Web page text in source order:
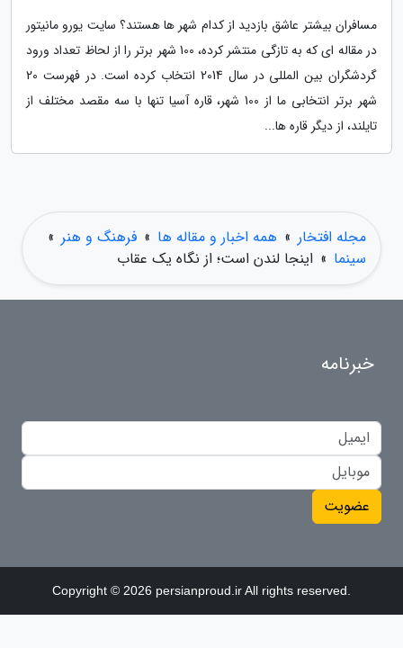
مسافران بیشتر عاشق بازدید از کدام شهر ها هستند؟ سایت یورو مانیتور
در مقاله ای که به تازگی منتشر کرده، 100 شهر برتر را از لحاظ تعداد ورود
گردشگران بین المللی در سال 2014 انتخاب کرده است. در فهرست 20
شهر برتر انتخابی ما از 100 شهر، قاره آسیا تنها با سه مقصد مختلف از
تایلند، از دیگر قاره ها...
مجله افتخار » همه اخبار و مقاله ها » فرهنگ و هنر »
سینما » اینجا لندن است؛ از نگاه یک عقاب
خبرنامه
عضویت
Copyright © 2026 persianproud.ir All rights reserved.